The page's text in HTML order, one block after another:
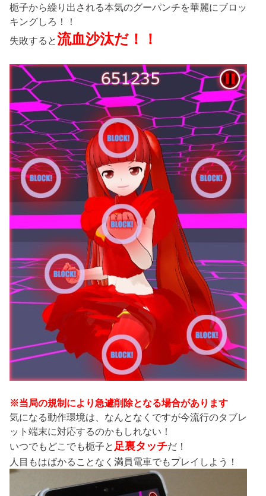
栀子から繰り出される本気のグーパンチを華麗にブロッ
キングしろ！！
失敗すると流血沙汰だ！！
※当局の規制により急遽削除となる場合があります
気になる動作環境は、なんとなくですが今流行のタブレ
ット端末に対応するのかもしれない！
いつでもどこでも栀子と 足裏タッチだ！
人目もはばかることなく満員電車でもプレイしよう！